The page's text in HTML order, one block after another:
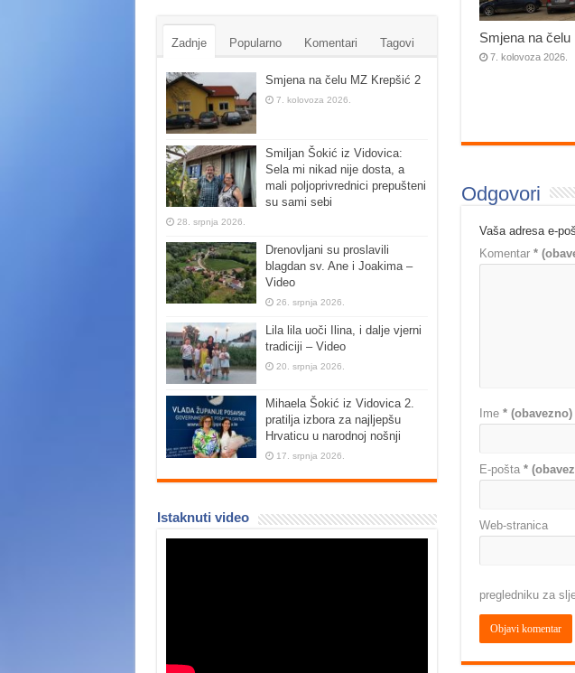
Smjena na
7. kolovoza 2026.
Odgovori
Vaša adresa e-
Komentar *
Ime * (obavezno)
E-pošta *
Web-stranica
pregledniku za
Zadnje Popularno Komentari Tagovi
Smjena na čelu MZ Krepšić 2
7. kolovoza 2026.
Smiljan Šokić iz Vidovica:
Sela mi nikad nije dosta, a
mali poljoprivrednici prepušteni
su sami sebi
28. srpnja 2026.
Drenovljani su proslavili
blagdan sv. Ane i Joakima –
Video
26. srpnja 2026.
Lila lila uoči Ilina, i dalje vjerni
tradiciji – Video
20. srpnja 2026.
Mihaela Šokić iz Vidovica 2.
pratilja izbora za najljepšu
Hrvaticu u narodnoj nošnji
17. srpnja 2026.
Istaknuti video